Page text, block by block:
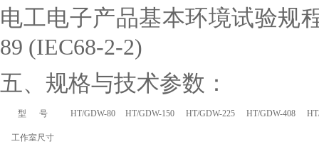
电工电子产品基本环境试验规
89 (IEC68-2-2)
五、 规格与技术参数：
型 号 HT/GDW-80 HT/GDW-150 HT/GDW-225 HT/GDW-408
工作室尺寸